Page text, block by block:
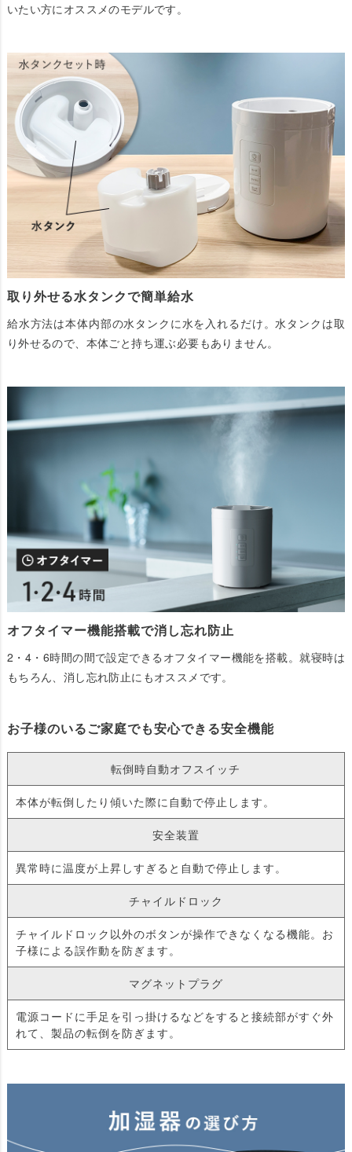
いたい方にオススメのモデルです。
取り外せる水タンクで簡単給水
給水方法は本体内部の水タンクに水を入れるだけ。水タンクは取
り外せるので、本体ごと持ち運ぶ必要もありません。
オフタイマー機能搭載で消し忘れ防止
2・4・6時間の間で設定できるオフタイマー機能を搭載。就寝時は
もちろん、消し忘れ防止にもオススメです。
お子様のいるご家庭でも安心できる安全機能
転倒時自動オフスイッチ
本体が転倒したり傾いた際に自動で停止します。
安全装置
異常時に温度が上昇しすぎると自動で停止します。
チャイルドロック
チャイルドロック以外のボタンが操作できなくなる機能。お
子様による誤作動を防ぎます。
マグネットプラグ
電源コードに手足を引っ掛けるなどをすると接続部がすぐ外
れて、製品の転倒を防ぎます。